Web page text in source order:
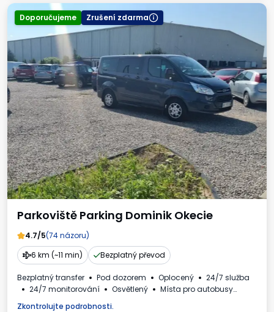
Doporučujeme Zrušení zdarma
Parkoviště Parking Dominik Okecie
4.7/5(74 názoru)
6 km (~11 min)
Bezplatný převod
Bezplatný transfer Pod dozorem Oplocený
24/7 služba
24/7 monitorování
Osvětlený
Místa pro autobusy
Zkontrolujte podrobnosti.